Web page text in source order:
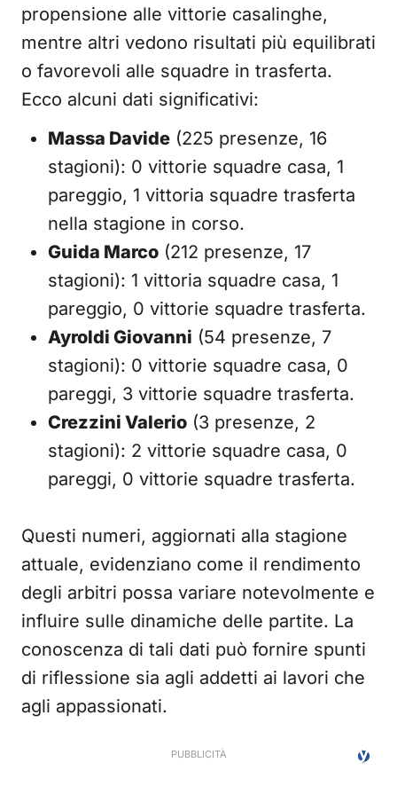
propensione alle vittorie casalinghe,
mentre altri vedono risultati più equilibrati
o favorevoli alle squadre in trasferta.
Ecco alcuni dati significativi:
Massa Davide (225 presenze, 16
stagioni): 0 vittorie squadre casa, 1
pareggio, 1 vittoria squadre trasferta
nella stagione in corso.
Guida Marco (212 presenze, 17
stagioni): 1 vittoria squadre casa, 1
pareggio, 0 vittorie squadre trasferta.
Ayroldi Giovanni (54 presenze, 7
stagioni): 0 vittorie squadre casa, 0
pareggi, 3 vittorie squadre trasferta.
Crezzini Valerio (3 presenze, 2
stagioni): 2 vittorie squadre casa, 0
pareggi, 0 vittorie squadre trasferta.
Questi numeri, aggiornati alla stagione
attuale, evidenziano come il rendimento
degli arbitri possa variare notevolmente e
influire sulle dinamiche delle partite. La
conoscenza di tali dati può fornire spunti
di riflessione sia agli addetti ai lavori che
agli appassionati.